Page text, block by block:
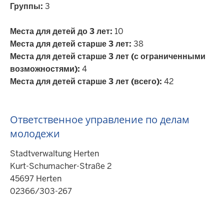
Группы: 3
Места для детей до 3 лет: 10
Места для детей старше 3 лет: 38
Места для детей старше 3 лет (с ограниченными
возможностями): 4
Места для детей старше 3 лет (всего): 42
Ответственное управление по делам
молодежи
Stadtverwaltung Herten
Kurt-Schumacher-Straße 2
45697 Herten
02366/303-267